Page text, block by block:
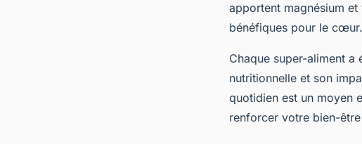
apportent magnésium et
bénéfiques pour le cœur.
Chaque super-aliment a
nutritionnelle et son
quotidien est un moyen
renforcer votre bien-